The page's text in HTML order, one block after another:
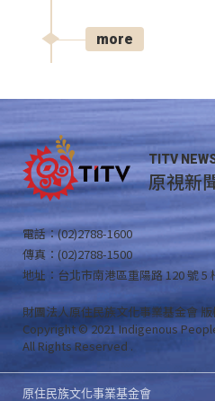
more
TITV
原視新
電話：(02)2788-1600
傳真：(02)2788-1500
地址：台北市南港區重陽路 120 號 5
財團法人原住民族文化事業基金會
Copyright © 2021 Indigenous
All Rights Reserved .
原住民族文化事業基金會